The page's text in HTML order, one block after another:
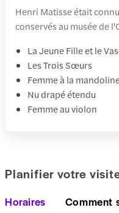
Henri Matisse était
conservés au musée de
La Jeune Fille et le
Les Trois Sœurs
Femme à la
Nu drapé étendu
Femme au violon
Planifier votre
Horaires Comment